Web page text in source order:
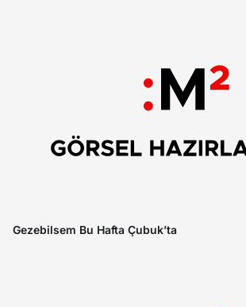
Gezebilsem Bu Hafta Çubuk’ta